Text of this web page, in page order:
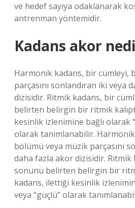
ve hedef sayıya odaklanarak
antrenman yöntemidir.
Kadans akor
Harmonik kadans, bir cümleyi,
parçasını sonlandıran iki veya
dizisidir. Ritmik kadans, bir
belirten belirgin bir ritmik
kesinlik izlenimine bağlı olarak
olarak tanımlanabilir.
bölümü veya müzik parçasını
daha fazla akor dizisidir.
sonunu belirten belirgin bir
kadans, ilettiği kesinlik
veya “güçlü” olarak